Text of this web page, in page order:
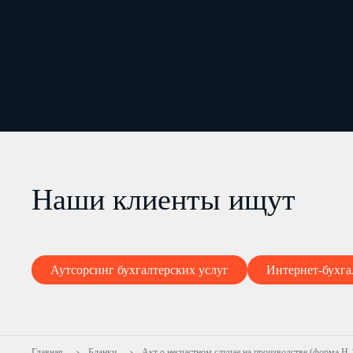
Наши клиенты ищут
Аутсорсинг бухгалтерских услуг Интернет-